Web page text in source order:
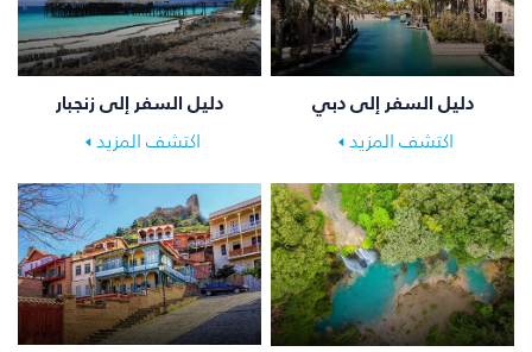
دليل السفر إلى دبي
اكتشف المزيد
دليل السفر إلى زنجبار
اكتشف المزيد